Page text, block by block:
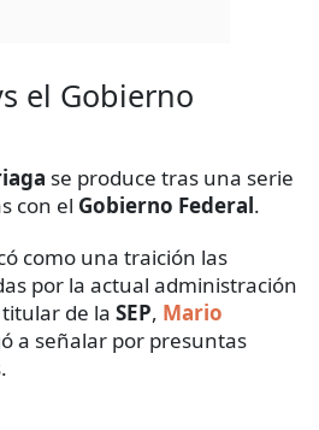
el Gobierno
se produce tras una serie
con el Gobierno Federal.
como una traición las
por la actual administración
de la SEP, Mario
a señalar por presuntas